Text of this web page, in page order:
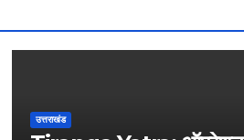
उत्तराखंड